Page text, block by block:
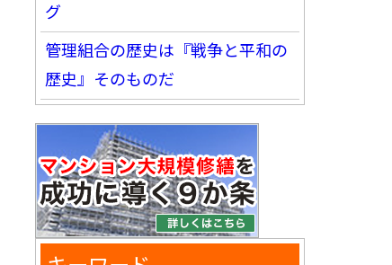
グ
管理組合の歴史は『戦争と平和の
歴史』そのものだ